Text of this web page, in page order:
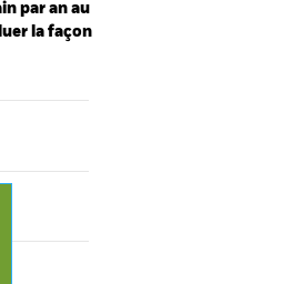
par an au
la façon